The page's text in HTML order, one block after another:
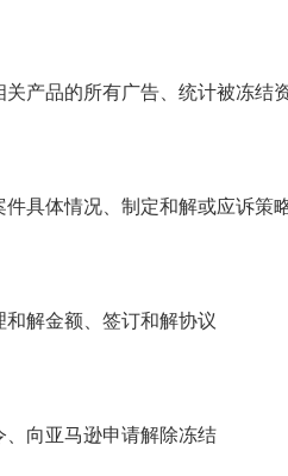
产品的所有广告、统计被冻结
具体情况、制定和解或应诉策
解金额、签订和解协议
向亚马逊申请解除冻结